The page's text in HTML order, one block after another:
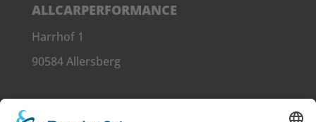
ALLCARPERFORMANCE
Harrhof 1
90584 Allersberg
LINKS